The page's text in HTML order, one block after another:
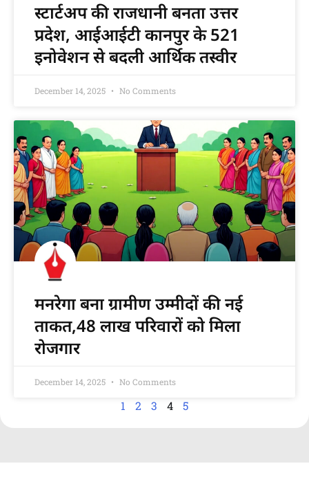
स्टार्टअप की राजधानी बनता उत्तर
प्रदेश, आईआईटी कानपुर के 521
इनोवेशन से बदली आर्थिक तस्वीर
December 14, 2025 No Comments
मनरेगा बना ग्रामीण उम्मीदों की नई
ताकत,48 लाख परिवारों को मिला
रोजगार
December 14, 2025 No Comments
1 2 3 4 5